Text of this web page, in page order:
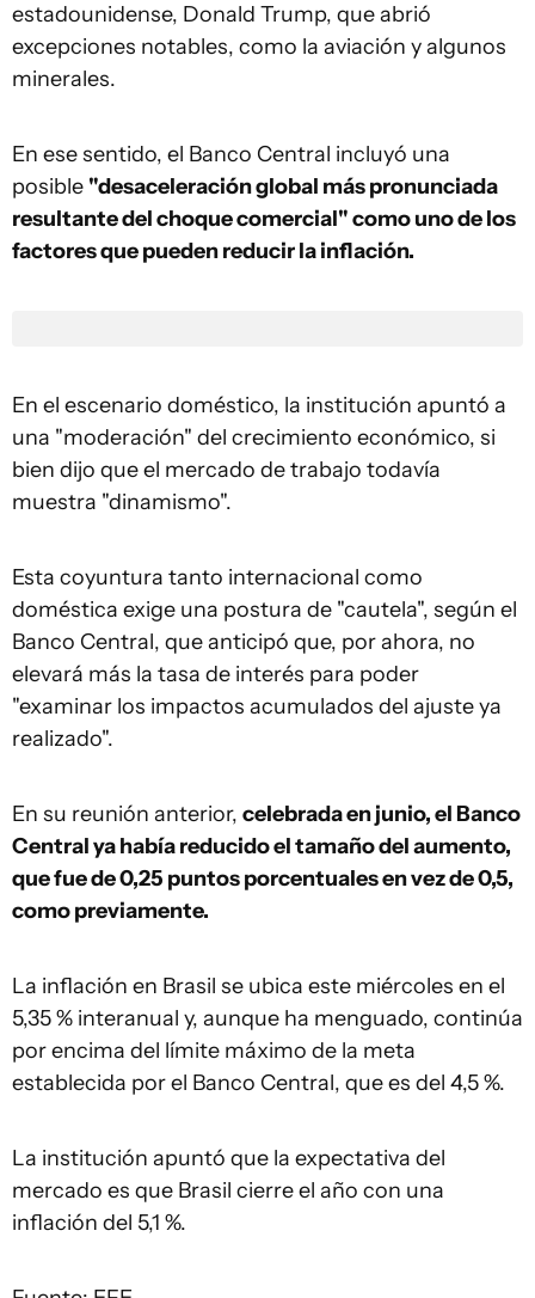
estadounidense, Donald Trump, que abrió
excepciones notables, como la aviación y algunos
minerales.
En ese sentido, el Banco Central incluyó una
posible "desaceleración global más pronunciada
resultante del choque comercial" como uno de los
factores que pueden reducir la inflación.
En el escenario doméstico, la institución apuntó a
una "moderación" del crecimiento económico, si
bien dijo que el mercado de trabajo todavía
muestra "dinamismo".
Esta coyuntura tanto internacional como
doméstica exige una postura de "cautela", según el
Banco Central, que anticipó que, por ahora, no
elevará más la tasa de interés para poder
"examinar los impactos acumulados del ajuste ya
realizado".
En su reunión anterior, celebrada en junio, el Banco
Central ya había reducido el tamaño del aumento,
que fue de 0,25 puntos porcentuales en vez de 0,5,
como previamente.
La inflación en Brasil se ubica este miércoles en el
5,35 % interanual y, aunque ha menguado, continúa
por encima del límite máximo de la meta
establecida por el Banco Central, que es del 4,5 %.
La institución apuntó que la expectativa del
mercado es que Brasil cierre el año con una
inflación del 5,1 %.